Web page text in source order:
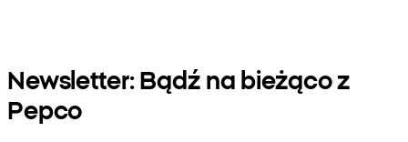
Newsletter: Bądź na bieżąco z
Pepco